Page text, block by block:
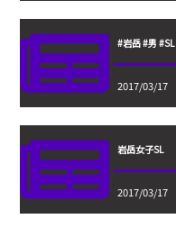
#岩岳 #男 #SL
2017/03/17
岩岳女子SL
2017/03/17